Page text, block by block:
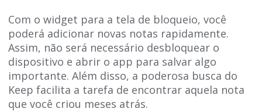
Com o widget para a tela de bloqueio, você
poderá adicionar novas notas rapidamente.
Assim, não será necessário desbloquear o
dispositivo e abrir o app para salvar algo
importante. Além disso, a poderosa busca do
Keep facilita a tarefa de encontrar aquela nota
que você criou meses atrás.